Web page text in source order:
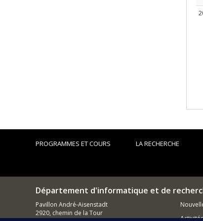
PROGRAMMES ET COURS LA RECHERCHE
Département d'informatique et de
Pavillon André-Aisenstadt
2920, chemin de la Tour
Activités